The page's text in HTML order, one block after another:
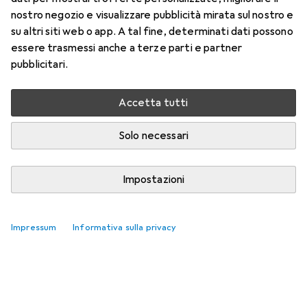
nostro negozio e visualizzare pubblicità mirata sul nostro e
su altri siti web o app. A tal fine, determinati dati possono
essere trasmessi anche a terze parti e partner
pubblicitari.
Accetta tutti
Solo necessari
Impostazioni
Impressum Informativa sulla privacy